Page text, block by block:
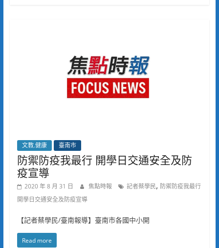
文教.健康 臺南市
防禦防疫我最行 開學日交通安全及防
疫宣導
2020 年 8 月 31 日 焦點時報 記者蔡學民, 防禦防疫我最行
開學日交通安全及防疫宣導
【記者蔡學民/臺南報導】臺南市各國中小開
Read more